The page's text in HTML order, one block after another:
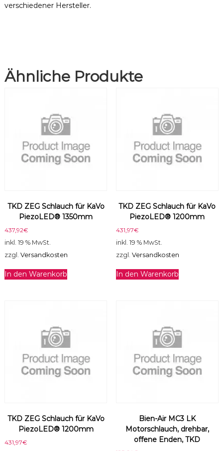
K
5
verschiedener Hersteller.
Ähnliche Produkte
TKD ZEG Schlauch für KaVo
PiezoLED® 1350mm
437,92€
inkl. 19 % MwSt.
zzgl. Versandkosten
In den Warenkorb
TKD ZEG Schlauch für KaVo
PiezoLED® 1200mm
431,97€
inkl. 19 % MwSt.
zzgl. Versandkosten
In den Warenkorb
TKD ZEG Schlauch für KaVo
PiezoLED® 1200mm
431,97€
Bien-Air MC3 LK
Motorschlauch, drehbar,
offene Enden, TKD